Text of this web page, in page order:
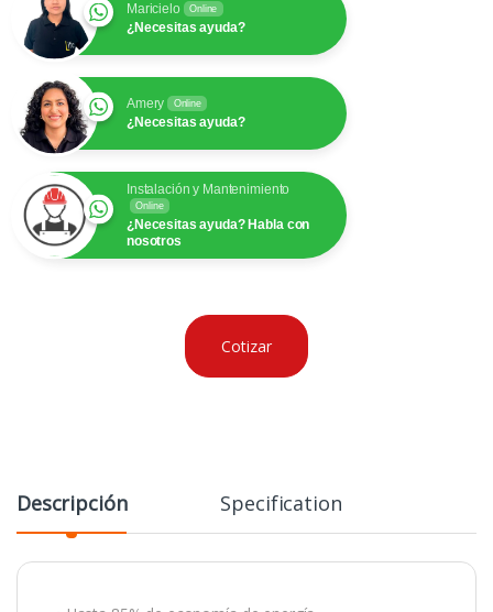
Maricielo Online
¿Necesitas ayuda?
Amery Online
¿Necesitas ayuda?
Instalación y Mantenimiento
Online
¿Necesitas ayuda? Habla con
nosotros
Cotizar
Descripción Specification